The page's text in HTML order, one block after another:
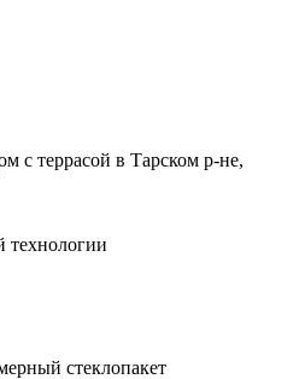
с террасой в Тарском р-не,
технологии
стеклопакет